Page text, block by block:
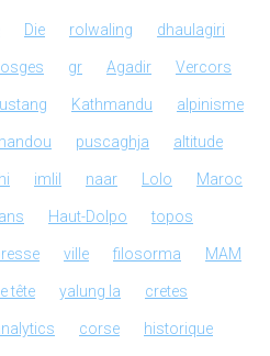
Die rolwaling dhaulagiri
gr Agadir Vercors
Kathmandu alpinisme
puscaghja altitude
imlil naar Lolo Maroc
Haut-Dolpo topos
ville filosorma MAM
tête yalung la cretes
corse historique